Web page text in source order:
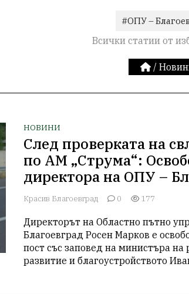
#ОПУ –
Всички статии от
/
НОВИНИ
След проверката на
по АМ „Струма“:
директора на ОПУ –
Красив Благоевград 0 177
Директорът на Областно пътно
Благоевград Росен Марков е
пост със заповед на министъра на
развитие и благоустройството